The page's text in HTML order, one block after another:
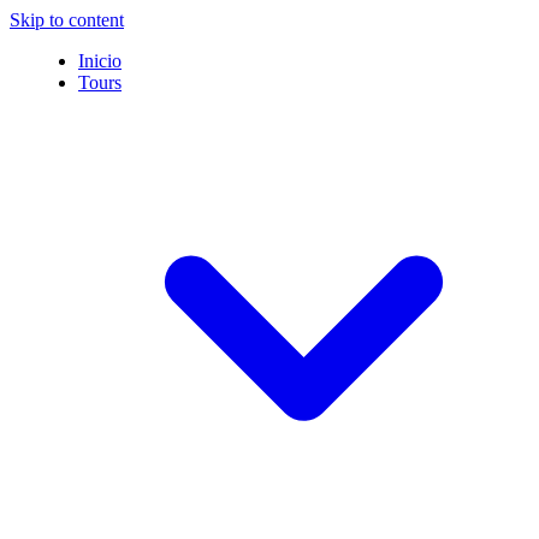
Skip to content
Inicio
Tours